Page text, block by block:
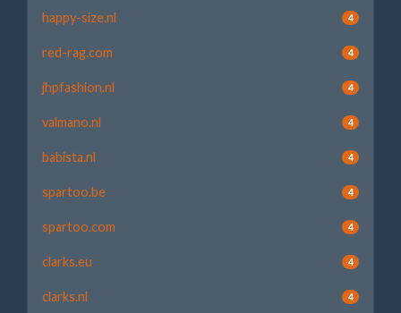
happy-size.nl 4
red-rag.com 4
jhpfashion.nl 4
valmano.nl 4
babista.nl 4
spartoo.be 4
spartoo.com 4
clarks.eu 4
clarks.nl 4